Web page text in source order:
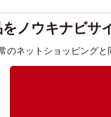
ノウキナビサ
のネットショッピングと